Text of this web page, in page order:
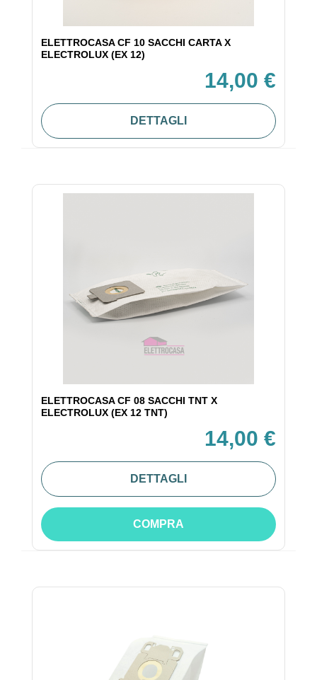
ELETTROCASA CF 10 SACCHI CARTA X
ELECTROLUX (EX 12)
14,00 €
DETTAGLI
ELETTROCASA CF 08 SACCHI TNT X
ELECTROLUX (EX 12 TNT)
14,00 €
DETTAGLI
COMPRA